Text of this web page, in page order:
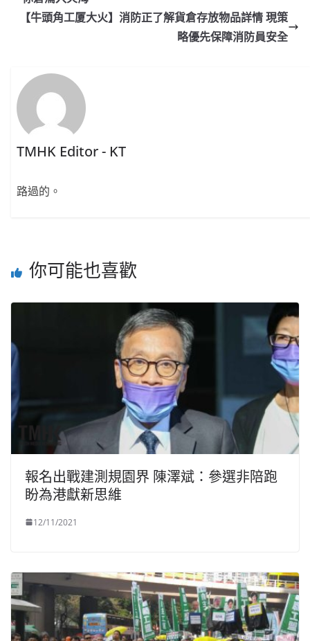
【牛頭角工厦大火】消防正了解貨倉存放物品詳情 現策
略優先保障消防員安全
TMHK Editor - KT
路過的。
你可能也喜歡
報名出戰建測規園界 陳澤斌：參選非陪跑
盼為港獻新思維
12/11/2021